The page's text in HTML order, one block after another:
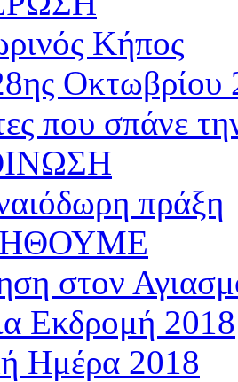
Κήπος
Οκτωβρίου
που σπάνε
πράξη
στον
Εκδρομή 2018
Ημέρα 2018